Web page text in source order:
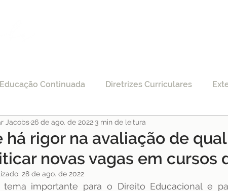
Educação Continuada Diretrizes Curriculares
e Direito Educação Específica
Credenciamento EAD Legislação
há rigor na avaliação de
novas vagas em cursos
Jacobs 26 de ago. de 2022 3 min de leitura
28 de ago. de 2022
tema importante para o Direito Educacional e